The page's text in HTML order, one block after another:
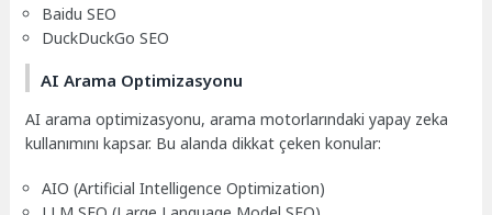
Baidu SEO
DuckDuckGo SEO
AI Arama Optimizasyonu
AI arama optimizasyonu, arama motorlarındaki yapay zeka
kullanımını kapsar. Bu alanda dikkat çeken konular:
AIO (Artificial Intelligence Optimization)